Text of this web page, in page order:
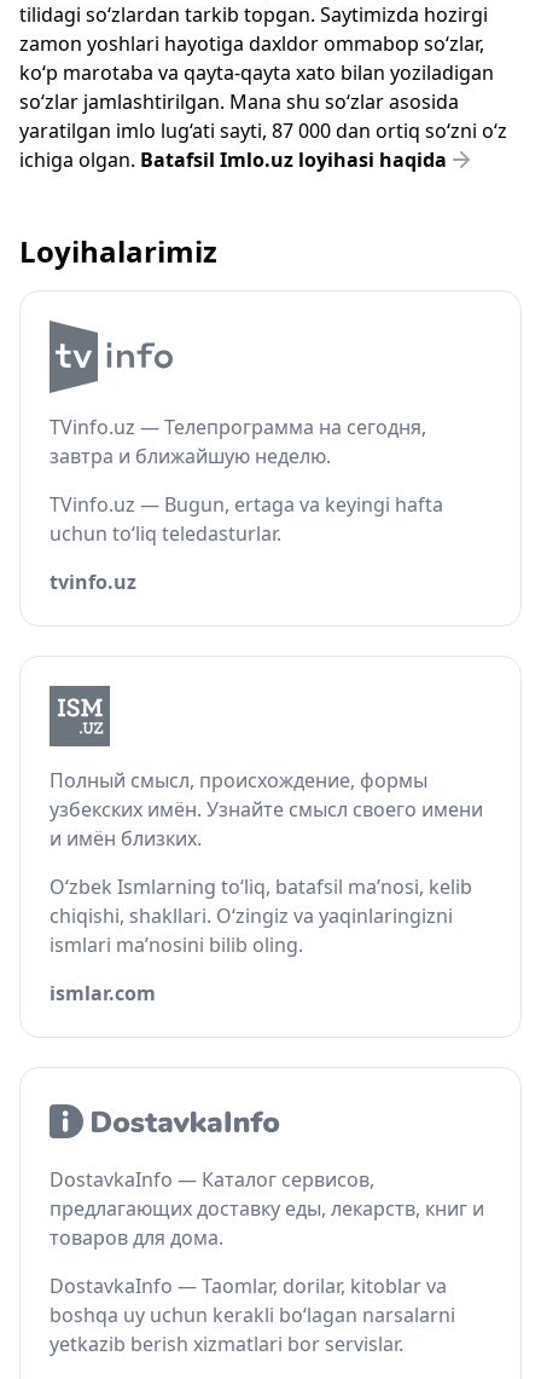
tilidagi so‘zlardan tarkib topgan. Saytimizda hozirgi
zamon yoshlari hayotiga daxldor ommabop so‘zlar,
ko‘p marotaba va qayta-qayta xato bilan yoziladigan
so‘zlar jamlashtirilgan. Mana shu so‘zlar asosida
yaratilgan imlo lug‘ati sayti, 87 000 dan ortiq so‘zni o‘z
ichiga olgan. Batafsil Imlo.uz loyihasi haqida
Loyihalarimiz
TVinfo.uz — Телепрограмма на сегодня,
завтра и ближайшую неделю.
TVinfo.uz — Bugun, ertaga va keyingi hafta
uchun to‘liq teledasturlar.
tvinfo.uz
Полный смысл, происхождение, формы
узбекских имён. Узнайте смысл своего имени
и имён близких.
O‘zbek Ismlarning to‘liq, batafsil ma’nosi, kelib
chiqishi, shakllari. O‘zingiz va yaqinlaringizni
ismlari ma’nosini bilib oling.
ismlar.com
DostavkaInfo — Каталог сервисов,
предлагающих доставку еды, лекарств, книг и
товаров для дома.
DostavkaInfo — Taomlar, dorilar, kitoblar va
boshqa uy uchun kerakli bo‘lagan narsalarni
yetkazib berish xizmatlari bor servislar.